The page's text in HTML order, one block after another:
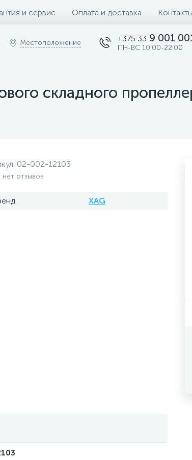
и сервис Оплата и доставка Контакты
Местоположение +375 33 9 001
ПН-ВС 10:00-22:00
складного
02-002-12103
нет отзывов
XAG